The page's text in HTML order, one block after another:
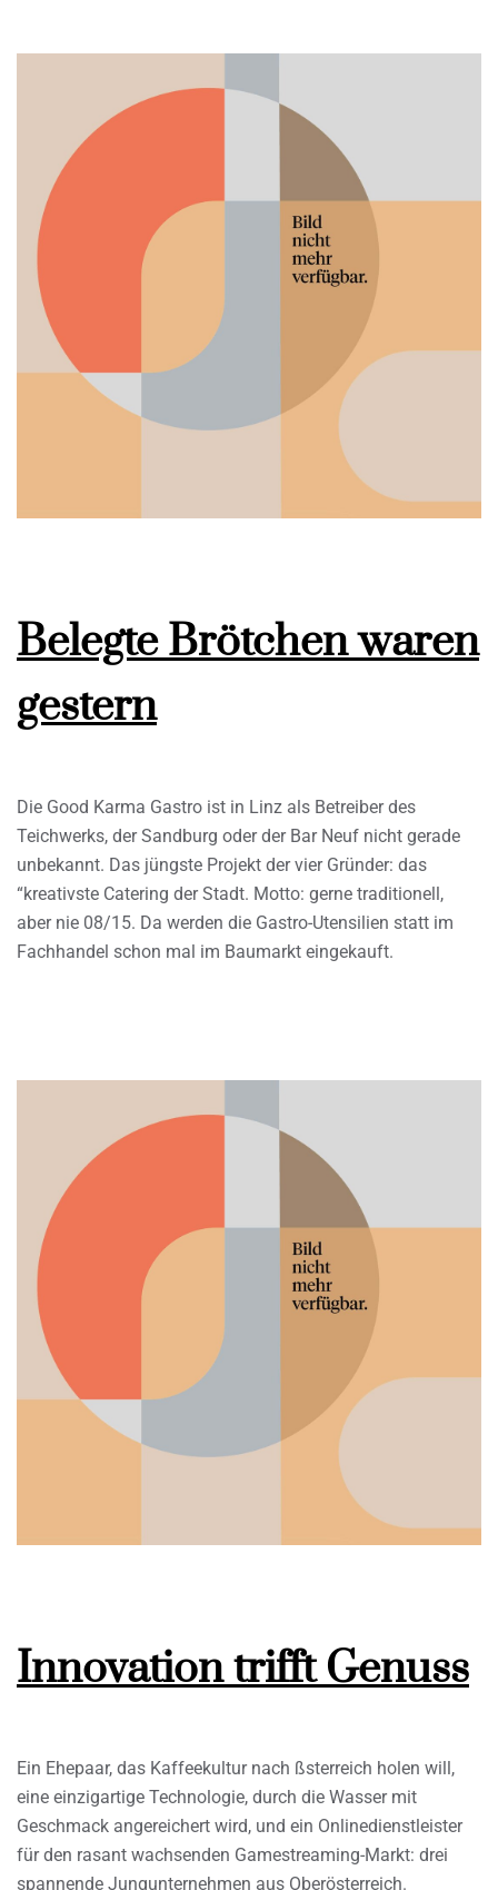
Belegte Brötchen waren
gestern
Die Good Karma Gastro ist in Linz als Betreiber des
Teichwerks, der Sandburg oder der Bar Neuf nicht gerade
unbekannt. Das jüngste Projekt der vier Gründer: das
“kreativste Catering der Stadt. Motto: gerne traditionell,
aber nie 08/15. Da werden die Gastro-Utensilien statt im
Fachhandel schon mal im Baumarkt eingekauft.
Innovation trifft Genuss
Ein Ehepaar, das Kaffeekultur nach ßsterreich holen will,
eine einzigartige Technologie, durch die Wasser mit
Geschmack angereichert wird, und ein Onlinedienstleister
für den rasant wachsenden Gamestreaming-Markt: drei
spannende Jungunternehmen aus Oberösterreich.